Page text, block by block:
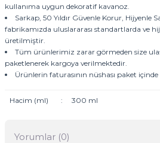
kullanıma uygun dekoratif kavanoz.
Sarkap, 50 Yıldır Güvenle Korur, Hijyenle
fabrikamızda uluslararası standartlarda ve
üretilmiştir.
Tüm ürünlerimiz zarar görmeden size
paketlenerek kargoya verilmektedir.
Ürünlerin faturasının nüshası paket
Hacim (ml) : 300 ml
Yorumlar (0)